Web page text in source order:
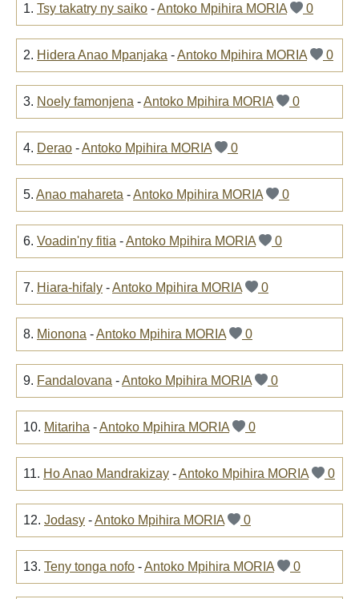
1. Tsy takatry ny saiko -Antoko Mpihira MORIA 0
2. Hidera Anao Mpanjaka -Antoko Mpihira MORIA 0
3. Noely famonjena -Antoko Mpihira MORIA 0
4. Derao -Antoko Mpihira MORIA 0
5. Anao mahareta -Antoko Mpihira MORIA 0
6. Voadin'ny fitia -Antoko Mpihira MORIA 0
7. Hiara-hifaly -Antoko Mpihira MORIA 0
8. Mionona -Antoko Mpihira MORIA 0
9. Fandalovana -Antoko Mpihira MORIA 0
10. Mitariha -Antoko Mpihira MORIA 0
11. Ho Anao Mandrakizay -Antoko Mpihira MORIA 0
12. Jodasy -Antoko Mpihira MORIA 0
13. Teny tonga nofo -Antoko Mpihira MORIA 0